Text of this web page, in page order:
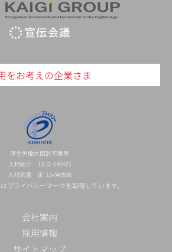
をお考えの企業さま
厚生労働大臣許可番号
人材紹介 13-ユ-040475
人材派遣 派 13-040596
プライバシーマークを取得しています。
会社案内
採用情報
サイトマップ